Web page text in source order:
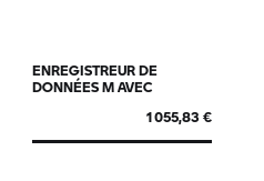
ENREGISTREUR DE
DONNÉES M AVEC
GPS LAPTRIGGER1 055,83 €